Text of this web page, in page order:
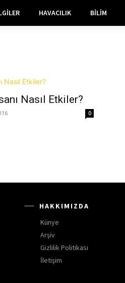
HAVACILIK BILIM
Nasıl Etkiler?
0
HAKKIMIZDA
Künye
Arşiv
Gizlilik Politikası
İletişim